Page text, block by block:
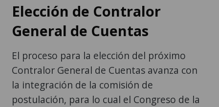
Elección de Contralor
General de Cuentas
El proceso para la elección del próximo
Contralor General de Cuentas avanza con
la integración de la comisión de
postulación, para lo cual el Congreso de la